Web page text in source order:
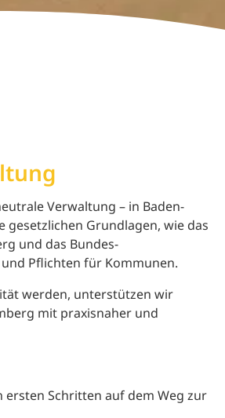
Verwaltung – in Baden-
gesetzlichen Grundlagen, wie das
und das Bundes-
Pflichten für Kommunen.
werden, unterstützen wir
mit praxisnaher und
Schritten auf dem Weg zur